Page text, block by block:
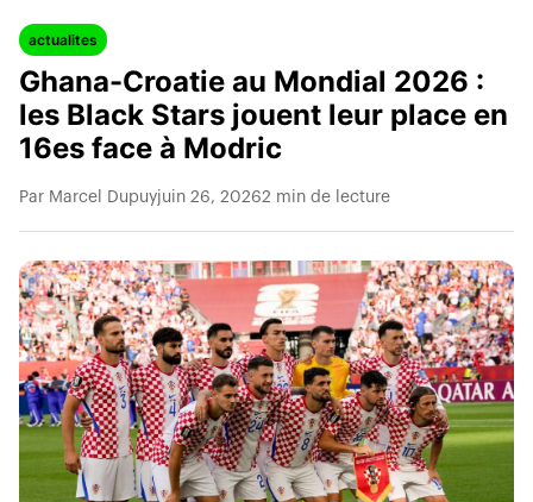
actualites
Ghana-Croatie au Mondial 2026 :
les Black Stars jouent leur place en
16es face à Modric
Par Marcel Dupuyjuin 26, 20262 min de lecture